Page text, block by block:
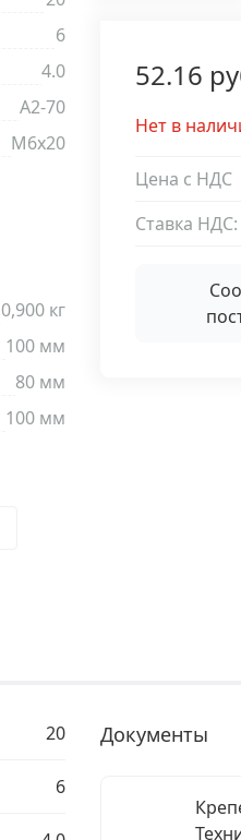
6
4.0
A2-70
М6х20
0,900 кг
100 мм
80 мм
100 мм
52.16
Нет в
Цена с НДС
Ставка НДС:
20
6
Документы